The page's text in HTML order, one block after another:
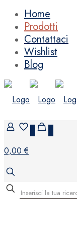
Home
Prodotti
Contattaci
Wishlist
Blog
0,00 €